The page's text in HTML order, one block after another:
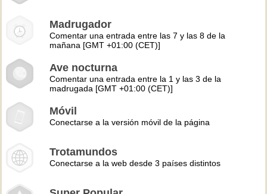
Madrugador
Comentar una entrada entre las 7 y las 8 de la
mañana [GMT +01:00 (CET)]
Ave nocturna
Comentar una entrada entre la 1 y las 3 de la
madrugada [GMT +01:00 (CET)]
Móvil
Conectarse a la versión móvil de la página
Trotamundos
Conectarse a la web desde 3 países distintos